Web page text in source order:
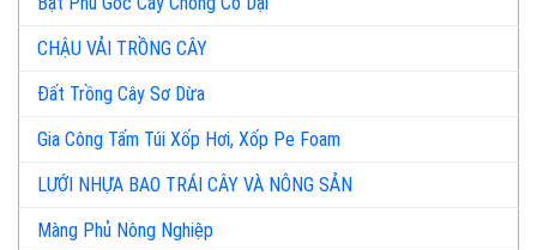
CHẬU VẢI TRỒNG CÂY
Đất Trồng Cây Sơ Dừa
Gia Công Tấm Túi Xốp Hơi, Xốp Pe Foam
LƯỚI NHỰA BAO TRÁI CÂY VÀ NÔNG SẢN
Màng Phủ Nông Nghiệp